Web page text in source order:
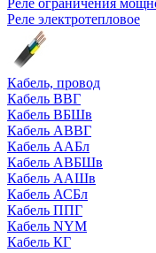
Реле ограничения
Реле электротепловое
Кабель, провод
Кабель ВВГ
Кабель ВБШв
Кабель АВВГ
Кабель ААБл
Кабель АВБШв
Кабель ААШв
Кабель АСБл
Кабель ППГ
Кабель NYM
Кабель КГ